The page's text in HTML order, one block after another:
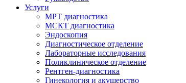
Услуги
МРТ диагностика
МСКТ диагностика
Эндоскопия
Диагностическое отделение
Лабораторные исследования
Поликлиническое отделение
Рентген-диагностика
Гинекология и акушерство